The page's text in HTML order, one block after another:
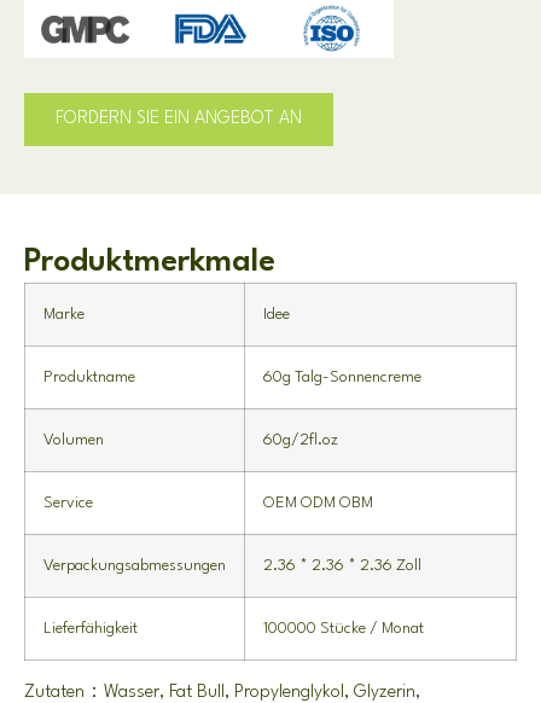
FORDERN SIE EIN ANGEBOT AN
Produktmerkmale
Marke Idee
Produktname 60g Talg-Sonnencreme
Volumen 60g/2fl.oz
Service OEM ODM OBM
Verpackungsabmessungen 2.36 * 2.36 * 2.36 Zoll
Lieferfähigkeit 100000 Stücke / Monat
Zutaten：Wasser, Fat Bull, Propylenglykol, Glyzerin,